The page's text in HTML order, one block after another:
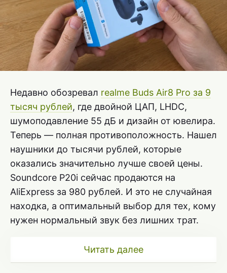
Недавно обозревал realme Buds Air8 Pro за 9
тысяч рублей, где двойной ЦАП, LHDC,
шумоподавление 55 дБ и дизайн от ювелира.
Теперь — полная противоположность. Нашел
наушники до тысячи рублей, которые
оказались значительно лучше своей цены.
Soundcore P20i сейчас продаются на
AliExpress за 980 рублей. И это не случайная
находка, а оптимальный выбор для тех, кому
нужен нормальный звук без лишних трат.
Читать далее